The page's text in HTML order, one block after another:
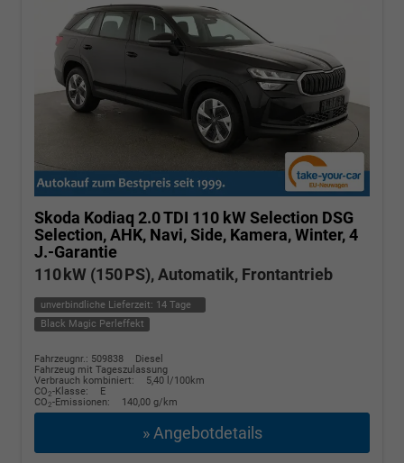
Skoda Kodiaq 2.0 TDI 110 kW Selection DSG
Selection, AHK, Navi, Side, Kamera, Winter, 4
J.-Garantie
110 kW (150 PS), Automatik, Frontantrieb
unverbindliche Lieferzeit: 14 Tage
Black Magic Perleffekt
Fahrzeugnr.: 509838
Diesel
Fahrzeug mit Tageszulassung
Verbrauch kombiniert:
5,40 l/100km
CO2-Klasse:
E
CO2-Emissionen: 140,00 g/km
» Angebotdetails